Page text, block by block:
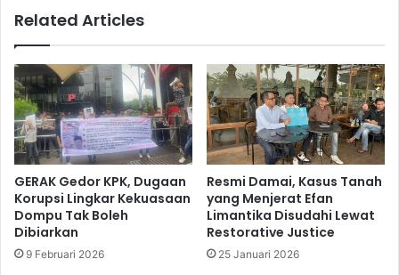
Related Articles
GERAK Gedor KPK, Dugaan
Korupsi Lingkar Kekuasaan
Dompu Tak Boleh
Dibiarkan
9 Februari 2026
Resmi Damai, Kasus Tanah
yang Menjerat Efan
Limantika Disudahi Lewat
Restorative Justice
25 Januari 2026